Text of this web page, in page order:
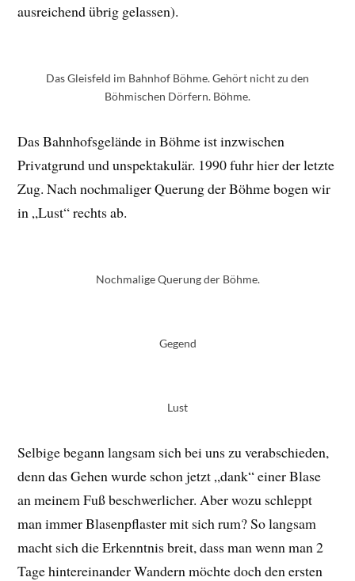
ausreichend übrig gelassen).
Das Gleisfeld im Bahnhof Böhme. Gehört nicht zu den
Böhmischen Dörfern. Böhme.
Das Bahnhofsgelände in Böhme ist inzwischen
Privatgrund und unspektakulär. 1990 fuhr hier der letzte
Zug. Nach nochmaliger Querung der Böhme bogen wir
in „Lust“ rechts ab.
Nochmalige Querung der Böhme.
Gegend
Lust
Selbige begann langsam sich bei uns zu verabschieden,
denn das Gehen wurde schon jetzt „dank“ einer Blase
an meinem Fuß beschwerlicher. Aber wozu schleppt
man immer Blasenpflaster mit sich rum? So langsam
macht sich die Erkenntnis breit, dass man wenn man 2
Tage hintereinander Wandern möchte doch den ersten